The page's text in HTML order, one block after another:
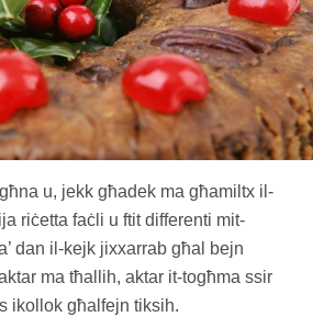
u, jekk għadek ma għamiltx il-
riċetta faċli u ftit differenti mit-
dan il-kejk jixxarrab għal bejn
ma tħallih, aktar it-togħma ssir
ikollok għalfejn tiksih.